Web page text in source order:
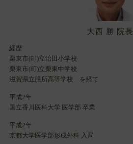
大西 勝 院長
経歴
栗東市(町)立治田小学校
栗東市(町)立栗東中学校
滋賀県立膳所高等学校 を経て
平成2年
国立香川医科大学 医学部 卒業
平成2年
京都大学医学部形成外科 入局